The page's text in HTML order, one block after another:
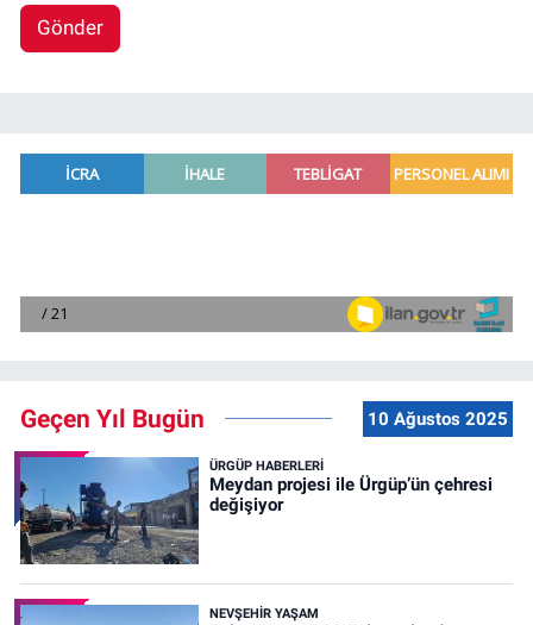
Gönder
Geçen Yıl Bugün 10 Ağustos 2025
ÜRGÜP HABERLERI
Meydan projesi ile Ürgüp’ün çehresi
değişiyor
NEVŞEHIR YAŞAM